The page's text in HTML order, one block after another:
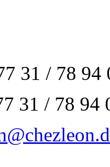
31 / 78 94
31 / 78 94